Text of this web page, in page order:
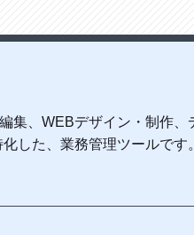
集、WEBデザイン・制作
した、業務管理ツールで